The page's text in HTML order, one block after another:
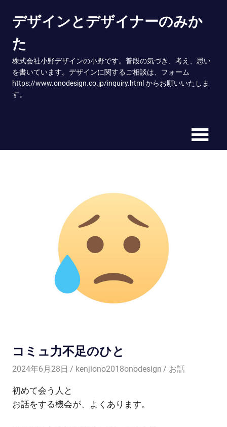
content
デザインとデザイナーのみか
た
株式会社小野デザインの小野です。普段の気づき、考え、思い
を書いています。デザインに関するご相談は、フォーム
https://www.onodesign.co.jp/inquiry.html からお願いいたしま
す。
コミュ力不足のひと
2024年6月28日 kenjiono2018onodesign お話
初めて会う人と
お話をする機会が、よくあります。